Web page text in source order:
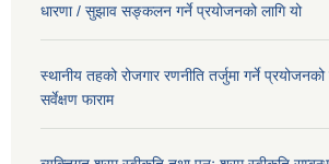
धारणा / सुझाव सङ्कलन गर्ने प्रयोजनको लागि यो
स्थानीय तहको रोजगार रणनीति तर्जुमा गर्ने प्रयोजनको
सर्वेक्षण फाराम